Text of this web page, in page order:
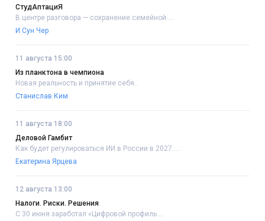
СтудАптациЯ
В центре разговора — сохранение семейной....
И Сун Чер
11 августа 15:00
Из планктона в чемпиона
Новая реальность и принятие себя..
Станислав Ким
11 августа 18:00
Деловой Гамбит
Как будет регулироваться ИИ в России в 2027....
Екатерина Ярцева
12 августа 13:00
Налоги. Риски. Решения
С 30 июня заработал «Цифровой профиль....